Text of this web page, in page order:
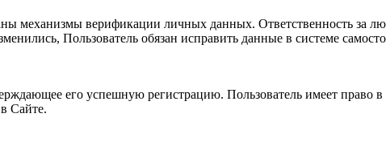
за любые последствия предоставления недостоверных данных
Пользователь имеет право в любой момент прекратить получение информационных
в Сайте.